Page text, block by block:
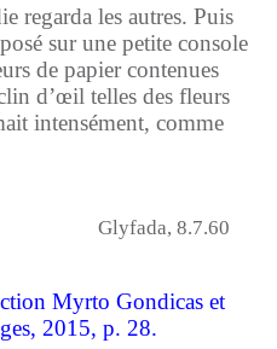
regarda les autres. Puis
sur une petite console
de papier contenues
d’œil telles des fleurs
intensément, comme
Glyfada, 8.7.60
Myrto Gondicas et
2015, p. 28.